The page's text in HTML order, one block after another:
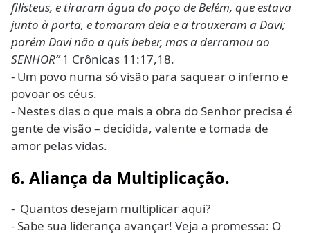
filisteus, e tiraram água do poço de Belém, que estava
junto à porta, e tomaram dela e a trouxeram a Davi;
porém Davi não a quis beber, mas a derramou ao
SENHOR”1 Crônicas 11:17,18.
- Um povo numa só visão para saquear o inferno e
povoar os céus.
- Nestes dias o que mais a obra do Senhor precisa é
gente de visão – decidida, valente e tomada de
amor pelas vidas.
6. Aliança da Multiplicação.
- Quantos desejam multiplicar aqui?
- Sabe sua liderança avançar! Veja a promessa: O